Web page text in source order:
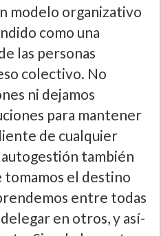
modelo organizativo
como una
las personas
colectivo. No
ni dejamos
para mantener
de cualquier
también
el destino
entre todas
delegar en otros, y así­